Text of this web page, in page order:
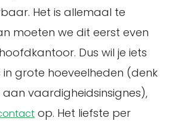
Het is allemaal te
moeten we dit eerst even
Dus wil je iets
in grote hoeveelheden (denk
vaardigheidsinsignes),
op. Het liefste per